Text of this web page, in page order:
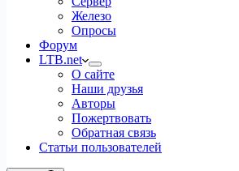
Железо
Опросы
Форум
LTB.net
О сайте
Наши друзья
Авторы
Пожертвовать
Обратная связь
Статьи пользователей